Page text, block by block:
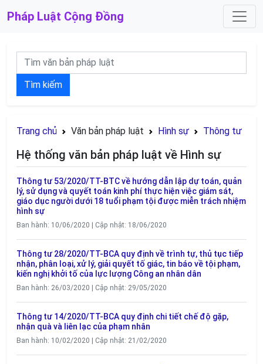
Pháp Luật Cộng Đồng
Tìm kiếm
Trang chủ Văn bản pháp luật Hình sự Thông tư
Hệ thống văn bản pháp luật về Hình sự
Thông tư 53/2020/TT-BTC về hướng dẫn lập dự toán, quản
lý, sử dụng và quyết toán kinh phí thực hiện việc giám sát,
giáo dục người dưới 18 tuổi phạm tội được miễn trách nhiệm
hình sự
Ban hành: 10/06/2020 | Cập nhật: 18/06/2020
Thông tư 28/2020/TT-BCA quy định về trình tự, thủ tục tiếp
nhận, phân loại, xử lý, giải quyết tố giác, tin báo về tội phạm,
kiến nghị khởi tố của lực lượng Công an nhân dân
Ban hành: 26/03/2020 | Cập nhật: 29/05/2020
Thông tư 14/2020/TT-BCA quy định chi tiết chế độ gặp,
nhận quà và liên lạc của phạm nhân
Ban hành: 10/02/2020 | Cập nhật: 21/02/2020